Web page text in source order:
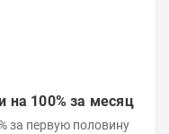
на 100% за месяц
за первую половину